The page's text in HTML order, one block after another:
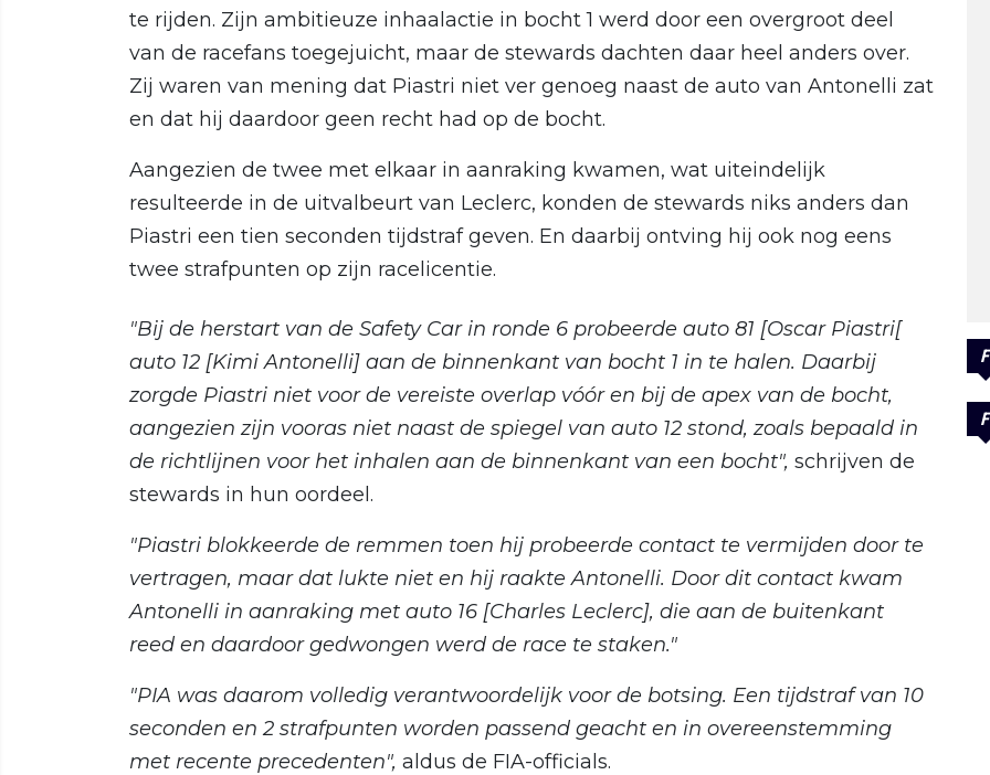
te rijden. Zijn ambitieuze inhaalactie in bocht 1 werd door een overgroot deel
van de racefans toegejuicht, maar de stewards dachten daar heel anders over.
Zij waren van mening dat Piastri niet ver genoeg naast de auto van Antonelli zat
en dat hij daardoor geen recht had op de bocht.
Aangezien de twee met elkaar in aanraking kwamen, wat uiteindelijk
resulteerde in de uitvalbeurt van Leclerc, konden de stewards niks anders dan
Piastri een tien seconden tijdstraf geven. En daarbij ontving hij ook nog eens
twee strafpunten op zijn racelicentie.
"Bij de herstart van de Safety Car in ronde 6 probeerde auto 81 [Oscar Piastri[
auto 12 [Kimi Antonelli] aan de binnenkant van bocht 1 in te halen. Daarbij
zorgde Piastri niet voor de vereiste overlap vóór en bij de apex van de bocht,
aangezien zijn vooras niet naast de spiegel van auto 12 stond, zoals bepaald in
de richtlijnen voor het inhalen aan de binnenkant van een bocht", schrijven de
stewards in hun oordeel.
"Piastri blokkeerde de remmen toen hij probeerde contact te vermijden door te
vertragen, maar dat lukte niet en hij raakte Antonelli. Door dit contact kwam
Antonelli in aanraking met auto 16 [Charles Leclerc], die aan de buitenkant
reed en daardoor gedwongen werd de race te staken."
"PIA was daarom volledig verantwoordelijk voor de botsing. Een tijdstraf van 10
seconden en 2 strafpunten worden passend geacht en in overeenstemming
met recente precedenten", aldus de FIA-officials.